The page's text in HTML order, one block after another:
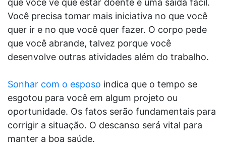
que você vê que estar doente é uma saída fácil.
Você precisa tomar mais iniciativa no que você
quer ir e no que você quer fazer. O corpo pede
que você abrande, talvez porque você
desenvolve outras atividades além do trabalho.
Sonhar com o esposo indica que o tempo se
esgotou para você em algum projeto ou
oportunidade. Os fatos serão fundamentais para
corrigir a situação. O descanso será vital para
manter a boa saúde.